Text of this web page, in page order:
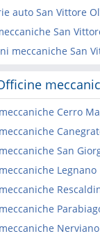
auto San Vittore
San
meccaniche San
Cerro
San
Legnano
Nerviano